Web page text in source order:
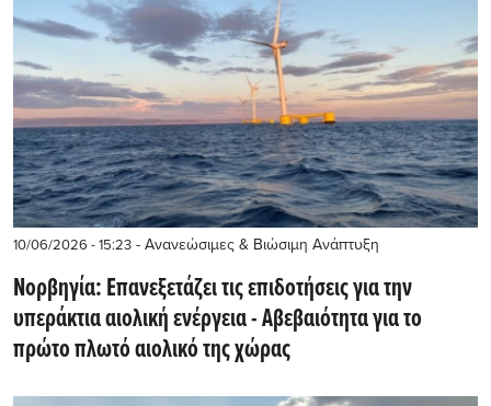
10/06/2026 - 15:23 - Ανανεώσιμες & Βιώσιμη Ανάπτυξη
Νορβηγία: Επανεξετάζει τις επιδοτήσεις για την
υπεράκτια αιολική ενέργεια - Αβεβαιότητα για το
πρώτο πλωτό αιολικό της χώρας